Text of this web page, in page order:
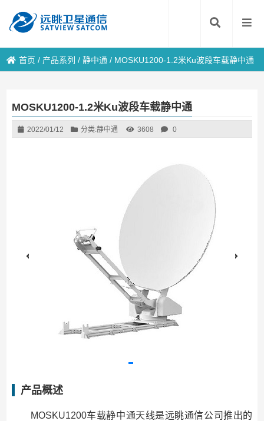
首页 / 产品系列 /静中通 / MOSKU1200-1.2米Ku波段车载静中通
MOSKU1200-1.2米Ku波段车载静中通
2022/01/12 分类:静中通 3608 0
产品概述
MOSKU1200车载静中通天线是远眺通信公司推出的